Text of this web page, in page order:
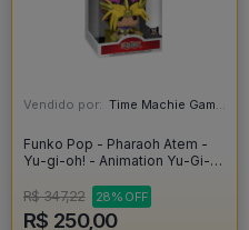
Vendido por: Time Machie Games | Nerd Store - SP
Funko Pop - Pharaoh Atem -
Yu-gi-oh! - Animation Yu-Gi-
R$ 347,22
28% OFF
R$ 250,00